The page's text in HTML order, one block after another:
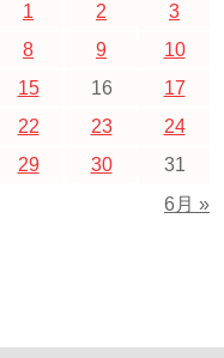
6月 »
1 2
3
8 9
10
15 16
17
22 23
24
29 30 31